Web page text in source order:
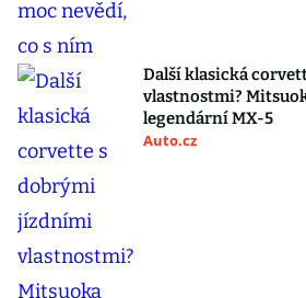
Další klasická
vlastnostmi?
legendární MX-5
Auto.cz